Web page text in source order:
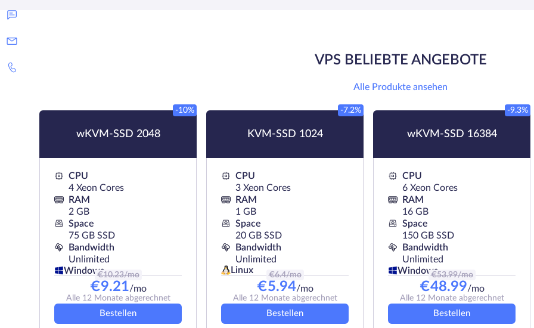
VPS BELIEBTE ANGEBOTE
Alle Produkte ansehen
wKVM-SSD 2048
-10%
CPU
4 Xeon Cores
RAM
2 GB
Space
75 GB SSD
Bandwidth
Unlimited
Windows
€10.23/mo
€9.21/mo
Alle 12 Monate abgerechnet
Bestellen
KVM-SSD 1024
-7.2%
CPU
3 Xeon Cores
RAM
1 GB
Space
20 GB SSD
Bandwidth
Unlimited
Linux
€6.4/mo
€5.94/mo
Alle 12 Monate abgerechnet
Bestellen
wKVM-SSD 16384
-9.3%
CPU
6 Xeon Cores
RAM
16 GB
Space
150 GB SSD
Bandwidth
Unlimited
Windows
€53.99/mo
€48.99/mo
Alle 12 Monate abgerechnet
Bestellen